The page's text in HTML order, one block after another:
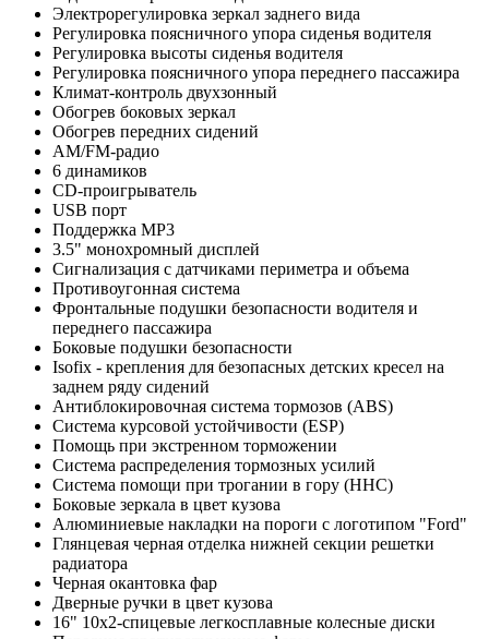
Электрорегулировка зеркал заднего вида
Регулировка поясничного упора сиденья водителя
Регулировка высоты сиденья водителя
Регулировка поясничного упора переднего пассажира
Климат-контроль двухзонный
Обогрев боковых зеркал
Обогрев передних сидений
AM/FM-радио
6 динамиков
CD-проигрыватель
USB порт
Поддержка MP3
3.5" монохромный дисплей
Сигнализация с датчиками периметра и объема
Противоугонная система
Фронтальные подушки безопасности водителя и
переднего пассажира
Боковые подушки безопасности
Isofix - крепления для безопасных детских кресел на
заднем ряду сидений
Антиблокировочная система тормозов (ABS)
Система курсовой устойчивости (ESP)
Помощь при экстренном торможении
Система распределения тормозных усилий
Система помощи при трогании в гору (HHC)
Боковые зеркала в цвет кузова
Алюминиевые накладки на пороги с логотипом "Ford"
Глянцевая черная отделка нижней секции решетки
радиатора
Черная окантовка фар
Дверные ручки в цвет кузова
16" 10х2-спицевые легкосплавные колесные диски